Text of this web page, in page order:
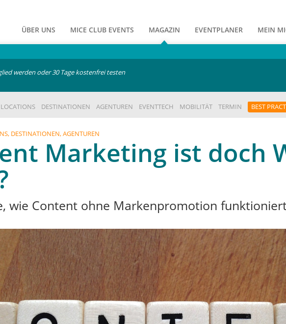
ÜBER UNS MICE CLUB EVENTS MAGAZIN EVENTPLANER MEIN
werden oder 30 Tage kostenfrei testen
DESTINATIONEN AGENTUREN EVENTTECH MOBILITÄT TERMIN BEST
DESTINATIONEN, AGENTUREN
Marketing ist doch
wie Content ohne Markenpromotion